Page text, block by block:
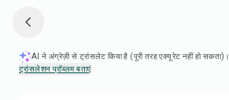
AI ने अंग्रेज़ी से ट्रांसलेट किया है (पूरी तरह एक्यूरेट नहीं हो सकता)।
ट्रांसलेशन प्रॉब्लम बताएं